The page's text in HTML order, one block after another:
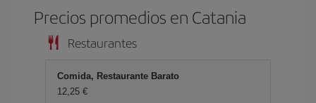
Precios promedios en Catania
Restaurantes
Comida, Restaurante Barato
12,25 €